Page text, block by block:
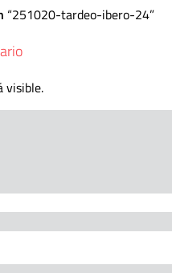
251020-tardeo-ibero-24
visible.